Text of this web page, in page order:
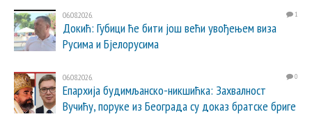
06.08.2026. 1
Докић: Губици ће бити још већи увођењем виза
Русима и Бјелорусима
06.08.2026. 0
Епархија будимљанско-никшићка: Захвалност
Вучићу, поруке из Београда су доказ братске бриге